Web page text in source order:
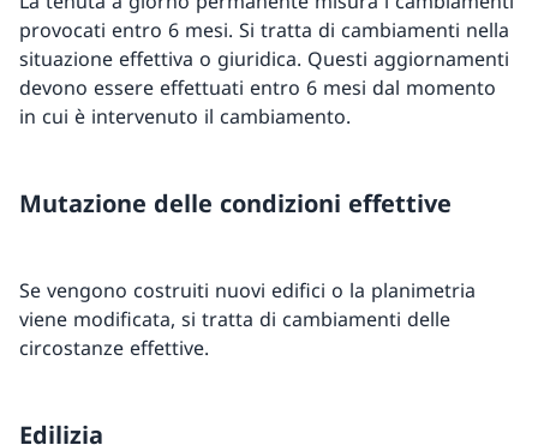
provocati entro 6 mesi. Si tratta di cambiamenti nella
situazione effettiva o giuridica. Questi aggiornamenti
devono essere effettuati entro 6 mesi dal momento
in cui è intervenuto il cambiamento.
Mutazione delle condizioni effettive
Se vengono costruiti nuovi edifici o la planimetria
viene modificata, si tratta di cambiamenti delle
circostanze effettive.
Edilizia